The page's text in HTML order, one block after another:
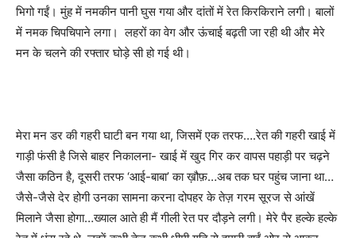
भिगो गईं। मुंह में नमकीन पानी घुस गया और दांतों में रेत किरकिराने लगी। बालों
में नमक चिपचिपाने लगा। लहरों का वेग और ऊंचाई बढ़ती जा रही थी और मेरे
मन के चलने की रफ्तार घोड़े सी हो गई थी।
मेरा मन डर की गहरी घाटी बन गया था,जिसमें एक तरफ….रेत की गहरी खाई में
गाड़ी फंसी है जिसे बाहर निकालना- खाई में खुद गिर कर वापस पहाड़ी पर चढ़ने
जैसा कठिन है,दूसरी तरफ‘आई-बाबा’का ख़ौफ़…अब तक घर पहुंच जाना था…
जैसे-जैसे देर होगी उनका सामना करना दोपहर के तेज़ गरम सूरज से आंखें
मिलाने जैसा होगा…ख्याल आते ही मैं गीली रेत पर दौड़ने लगी। मेरे पैर हल्के हल्के